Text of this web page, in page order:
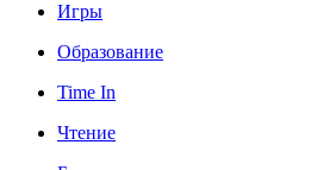
Игры
Образование
Time In
Чтение